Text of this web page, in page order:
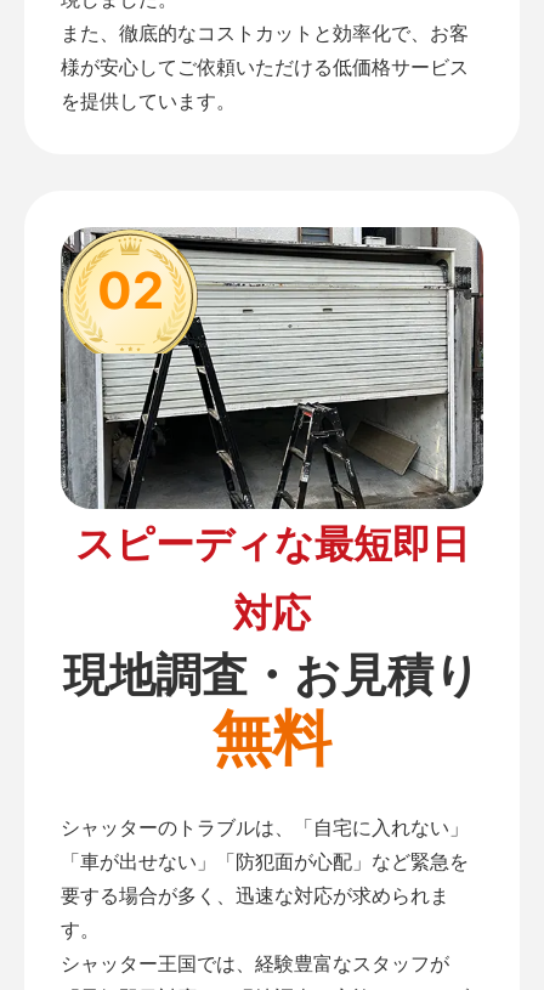
また、徹底的なコストカットと効率化で、お客
様が安心してご依頼いただける低価格サービス
を提供しています。
02
スピーディな最短即日
対応
現地調査・お見積り
無料
シャッターのトラブルは、「自宅に入れない」
「車が出せない」「防犯面が心配」など緊急を
要する場合が多く、迅速な対応が求められま
す。
シャッター王国では、経験豊富なスタッフが